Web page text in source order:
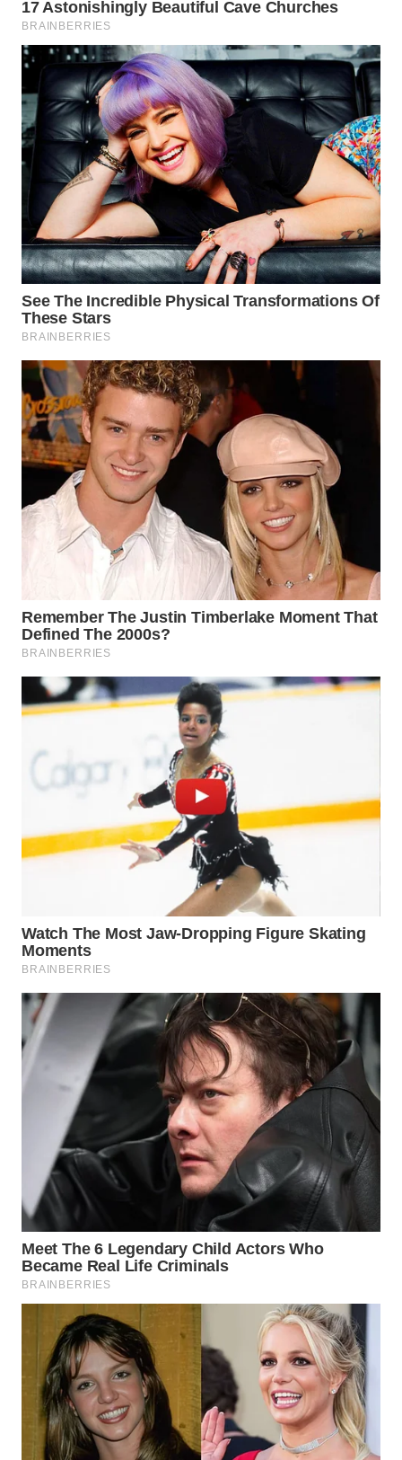
TAPANULI
SELATAN
WN
TANJUNG
LESUNG
WN
KARO
WN
SIMALUNGUN
WN
LABUHANBATU
WN
TAPANULI
TENGAH
WN DELI
SERDANG
WN
TEBING
TINGGI
WN
PAKPAK
KARAWANG
BEKASI
WN
TAPANULI
UTARA
SAMOSIR
WN
PADANG
LAWAS
WN
SUMEDANG
WN
CIANJUR
WN
KEPULAUAN
SERIBU
WN
TANGERANG